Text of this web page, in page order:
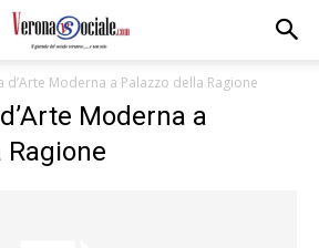
d’Arte Moderna a Palazzo della Ragione
Moderna a
Ragione